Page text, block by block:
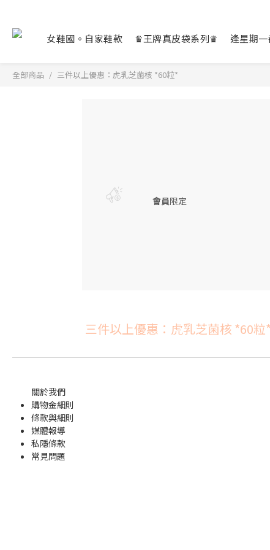
女鞋國。自家鞋款 ♛王牌真皮袋系列♛ 逢星期
全部商品 三件以上優惠：虎乳芝菌核 *60粒*
會員限定
三件以上優惠：虎乳芝菌核 *60粒*
關於我們
購物金細則
條款與細則
媒體報導
私隱條款
常見問題